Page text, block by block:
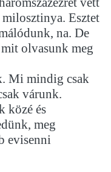
Esztet
na. De
olvasunk meg
Mi mindig csak
várunk.
közé és
meg
evisenni